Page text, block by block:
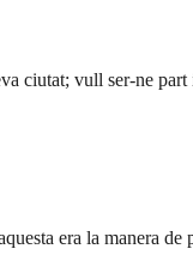
ciutat; vull ser-ne part
era la manera